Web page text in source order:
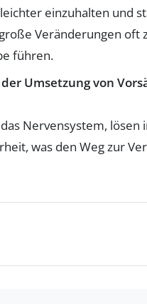
einzuhalten und
Veränderungen oft
führen.
Umsetzung von
Nervensystem, lösen
was den Weg zur